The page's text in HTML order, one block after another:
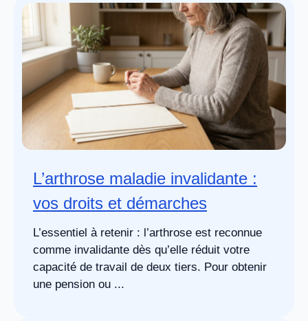
L’arthrose maladie invalidante :
vos droits et démarches
L’essentiel à retenir : l’arthrose est reconnue
comme invalidante dès qu’elle réduit votre
capacité de travail de deux tiers. Pour obtenir
une pension ou ...